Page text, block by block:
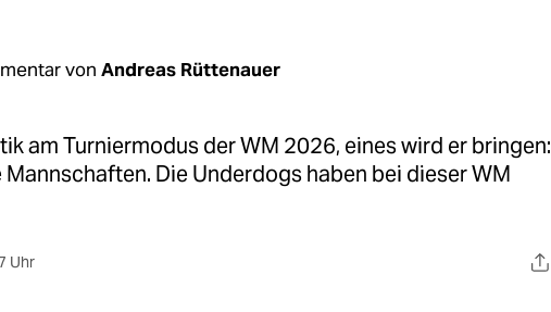
von Andreas Rüttenauer
am Turniermodus der WM 2026, eines wird er bringen:
Mannschaften. Die Underdogs haben bei dieser WM
Uhr